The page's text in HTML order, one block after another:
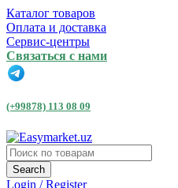
Каталог товаров
Оплата и доставка
Сервис-центры
Связаться с нами
(+99878) 113 08 09
Search
Login / Register